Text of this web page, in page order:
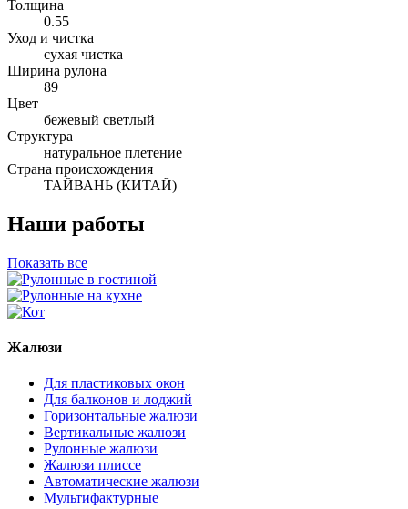
Толщина
0.55
Уход и чистка
сухая чистка
Ширина рулона
89
Цвет
бежевый светлый
Структура
натуральное плетение
Страна происхождения
ТАЙВАНЬ (КИТАЙ)
Наши работы
Показать все
Жалюзи
Для пластиковых окон
Для балконов и лоджий
Горизонтальные жалюзи
Вертикальные жалюзи
Рулонные жалюзи
Жалюзи плиссе
Автоматические жалюзи
Мультифактурные